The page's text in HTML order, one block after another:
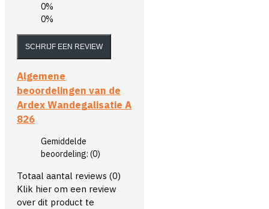
0%
0%
SCHRIJF EEN REVIEW
Algemene
beoordelingen van de
Ardex Wandegalisatie A
826
Gemiddelde
beoordeling: (0)
Totaal aantal reviews (0)
Klik hier om een review
over dit product te